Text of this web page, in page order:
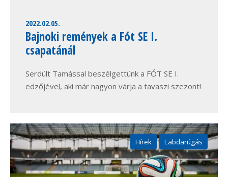
2022.02.05.
Bajnoki remények a Fót SE I.
csapatánál
Serdült Tamással beszélgettünk a FÓT SE I.
edzőjével, aki már nagyon várja a tavaszi szezont!
Hírek Labdarúgás